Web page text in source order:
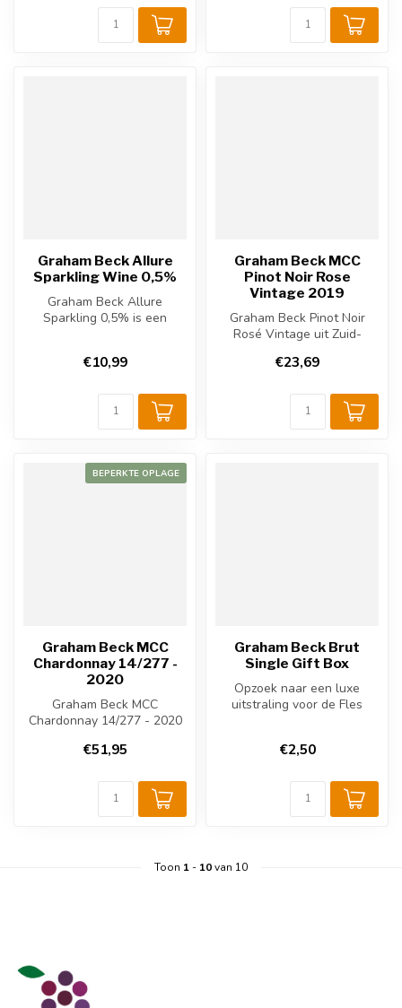
Graham Beck Allure
Sparkling Wine 0,5%
Graham Beck Allure
Sparkling 0,5% is een
€10,99
Graham Beck MCC
Pinot Noir Rose
Vintage 2019
Graham Beck Pinot Noir
Rosé Vintage uit Zuid-
van 90% Pi...
€23,69
BEPERKTE OPLAGE
Graham Beck MCC
Chardonnay 14/277 -
2020
Graham Beck MCC
Chardonnay 14/277 - 2020
mousserende witt...
€51,95
Graham Beck Brut
Single Gift Box
Opzoek naar een luxe
uitstraling voor de Fles
€2,50
Toon 1- 10van 10